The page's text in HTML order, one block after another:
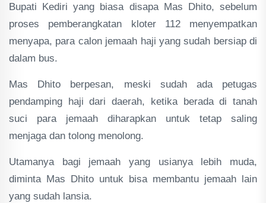
Bupati Kediri yang biasa disapa Mas Dhito, sebelum
proses pemberangkatan kloter 112 menyempatkan
menyapa, para calon jemaah haji yang sudah bersiap di
dalam bus.
Mas Dhito berpesan, meski sudah ada petugas
pendamping haji dari daerah, ketika berada di tanah
suci para jemaah diharapkan untuk tetap saling
menjaga dan tolong menolong.
Utamanya bagi jemaah yang usianya lebih muda,
diminta Mas Dhito untuk bisa membantu jemaah lain
yang sudah lansia.